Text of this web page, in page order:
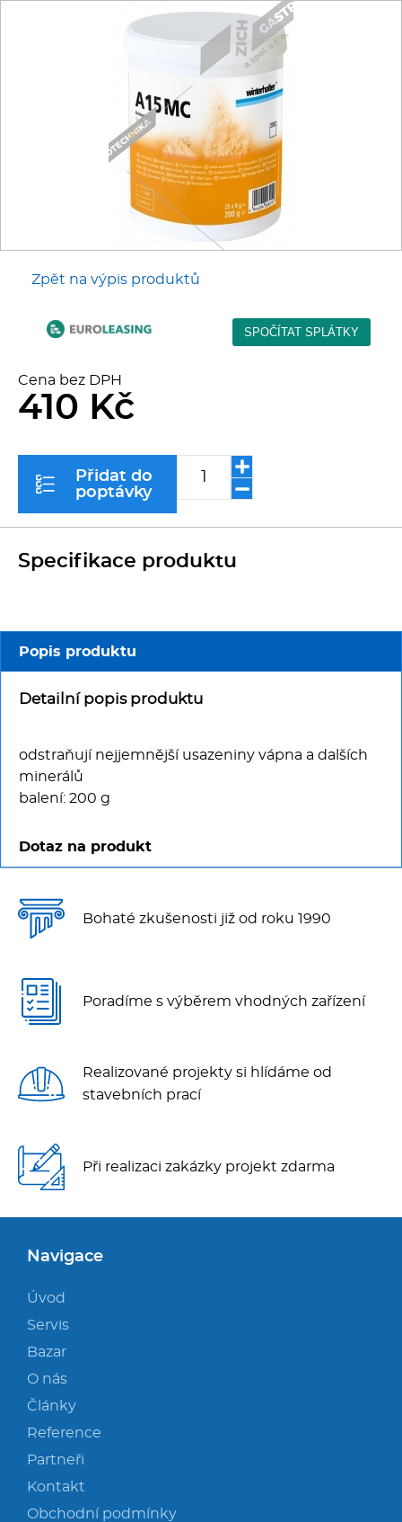
Gastronádoby
PIZZA technologie
Grilovací desky - Grily
Prostředky-Změkčovače
Kávovary
Řeznické stroje
Konvektomaty/Pece
Sporáky
Stolní zařízení
Myčky
Transport, výdej a regen.
Multifunkce - speciály
Vařiče a výrobníky těstovin
Nerez
BAZAR
Zpět na výpis produktů
Cena bez DPH
410 Kč
Přidat do
poptávky
Specifikace produktu
Popis produktu
Detailní popis produktu
odstraňují nejjemnější usazeniny vápna a dalších
minerálů
balení: 200 g
Dotaz na produkt
Bohaté zkušenosti již od roku 1990
Poradíme s výběrem vhodných zařízení
Realizované projekty si hlídáme od
stavebních prací
Při realizaci zakázky projekt zdarma
Navigace
Úvod
Servis
Bazar
O nás
Články
Reference
Partneři
Kontakt
Obchodní podmínky